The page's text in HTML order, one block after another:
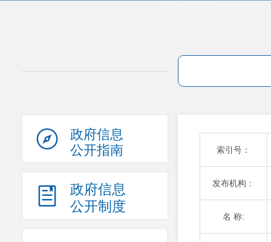
政府信息
公开指南
政府信息
公开制度
索引号：
发布机构：
名 称: